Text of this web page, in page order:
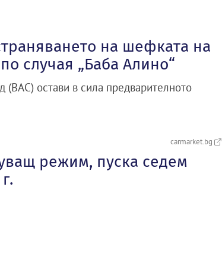
на шефката на
случая „Баба Алино“
(ВАС) остави в сила предварителното
carmarket.bg
режим, пуска седем